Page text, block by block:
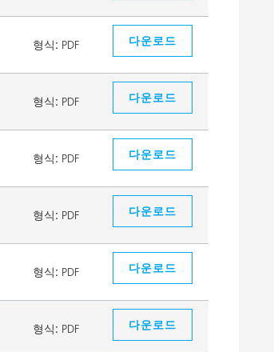
형식: PDF 다운로드
형식: PDF 다운로드
형식: PDF 다운로드
형식: PDF 다운로드
형식: PDF 다운로드
형식: PDF 다운로드